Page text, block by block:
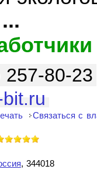
...
257-80-23
Связаться с
, 344018